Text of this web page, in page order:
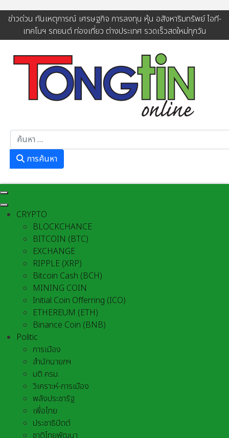
ข่าวด่วน ทันเหตุการณ์ เศรษฐกิจ การลงทุน หุ้น อสังหาริมทรัพย์ ไอที-
เทคโนฯ รถยนต์ ท่องเที่ยว ต่างประเทศ รวดเร็วสดใหม่ทุกวัน
การค้นหา
CRYPTO
BLOCKCHANCE
BITCOIN (BTC)
EXCHANGE
RIPPLE (XRP)
Bitcoin Cash (BCH)
MINING COIN
Initial Coin Offerring (ICO)
ETHEREUM (ETH)
Binance Coin (BNB)
Politic
การเมือง
สำนักนายกฯ
มติ ครม.
วิเคราะห์-การเมือง
พลังประชารัฐ
เพื่อไทย
ประชาธิปัตต์
ชาติไทยพัฒนา